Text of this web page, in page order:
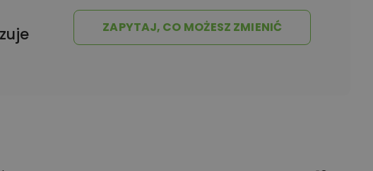
ZAPYTAJ, CO MOŻESZ ZMIENIĆ